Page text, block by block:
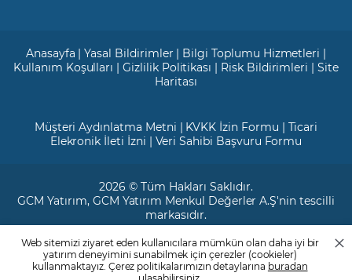
Anasayfa |Yasal Bildirimler | Bilgi Toplumu Hizmetleri |
Kullanım Koşulları |Gizlilik Politikası | Risk Bildirimleri |Site
Haritası
Müşteri Aydınlatma Metni | KVKK İzin Formu | Ticari
Elekronik İleti İzni | Veri Sahibi Başvuru Formu
2026 © Tüm Hakları Saklıdır.
GCM Yatırım, GCM Yatırım Menkul Değerler A.Ş'nin tescilli
markasıdır.
Ticari Sicil No: 799649
Maslak V.D. : 3890707820
Mersis No: 0389070782000015
Web sitemizi ziyaret eden kullanıcılara mümkün olan daha iyi bir
yatırım deneyimini sunabilmek için çerezler (cookieler)
kullanmaktayız. Çerez politikalarımızın detaylarına buradan